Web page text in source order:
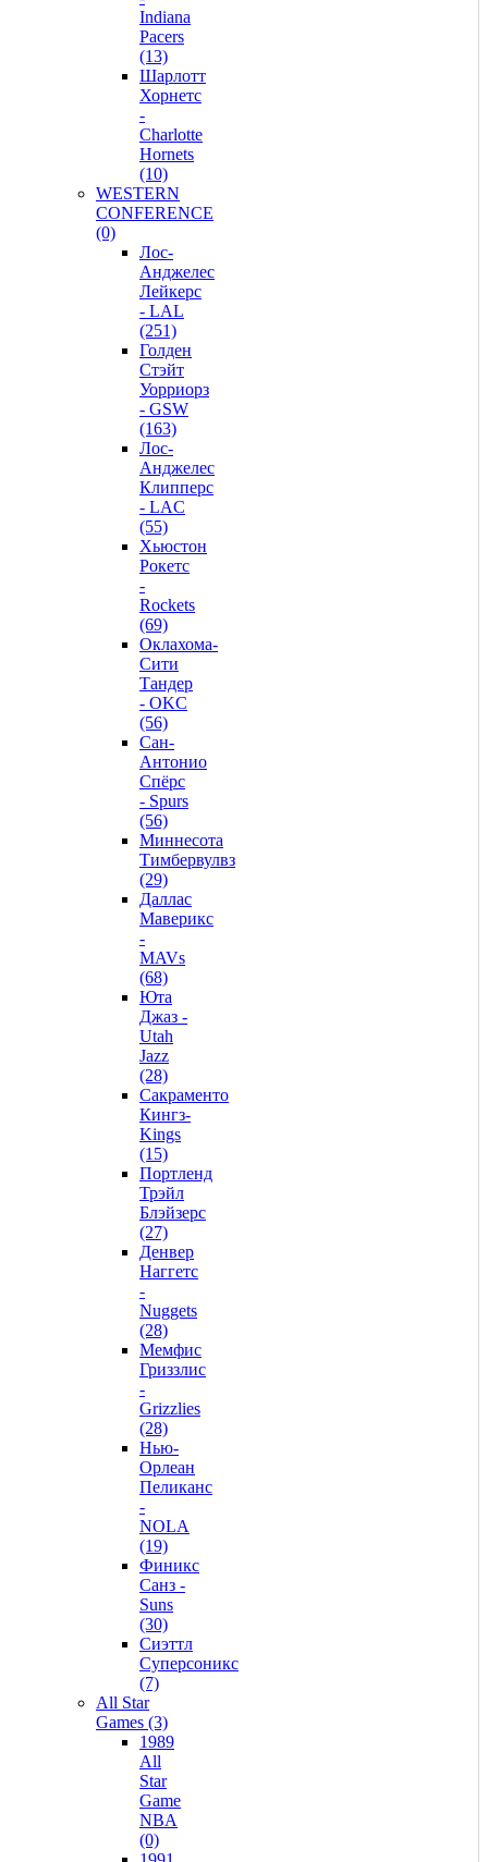
Indiana
Pacers
(13)
Шарлотт
Хорнетс
-
Charlotte
Hornets
(10)
WESTERN
CONFERENCE
(0)
Лос-
Анджелес
Лейкерс
- LAL
(251)
Голден
Стэйт
Уорриорз
- GSW
(163)
Лос-
Анджелес
Клипперс
- LAC
(55)
Хьюстон
Рокетс
-
Rockets
(69)
Оклахома-
Сити
Тандер
- OKC
(56)
Сан-
Антонио
Спёрс
- Spurs
(56)
Миннесота
Тимбервулвз
(29)
Даллас
Маверикс
-
MAVs
(68)
Юта
Джаз -
Utah
Jazz
(28)
Сакраменто
Кингз-
Kings
(15)
Портленд
Трэйл
Блэйзерс
(27)
Денвер
Наггетс
-
Nuggets
(28)
Мемфис
Гриззлис
-
Grizzlies
(28)
Нью-
Орлеан
Пеликанс
-
NOLA
(19)
Финикс
Санз -
Suns
(30)
Сиэттл
Суперсоникс
(7)
All Star
Games (3)
1989
All
Star
Game
NBA
(0)